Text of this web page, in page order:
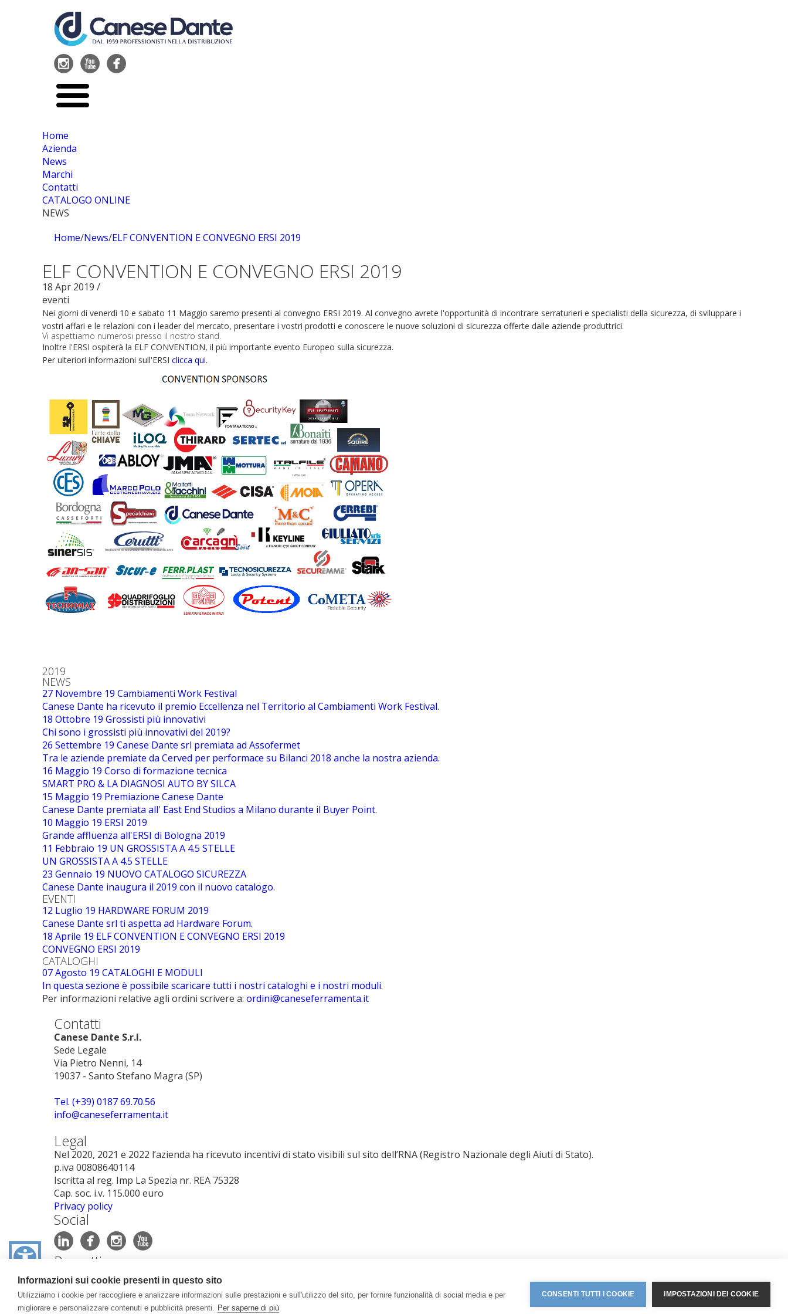
  
Home
Azienda
News
Marchi
Contatti
CATALOGO ONLINE
NEWS
Home/News/ELF CONVENTION E CONVEGNO ERSI 2019
ELF CONVENTION E CONVEGNO ERSI 2019
18 Apr 2019 /
eventi
Nei giorni di venerdì 10 e sabato 11 Maggio saremo presenti al convegno ERSI 2019. Al convegno avrete l'opportunità di incontrare serraturieri e specialisti della sicurezza, di sviluppare i
vostri affari e le relazioni con i leader del mercato, presentare i vostri prodotti e conoscere le nuove soluzioni di sicurezza offerte dalle aziende produttrici.
Vi aspettiamo numerosi presso il nostro stand.
Inoltre l'ERSI ospiterà la ELF CONVENTION, il più importante evento Europeo sulla sicurezza.
Per ulteriori informazioni sull'ERSI clicca qui.
2019
NEWS
27 Novembre 19 Cambiamenti Work Festival
Canese Dante ha ricevuto il premio Eccellenza nel Territorio al Cambiamenti Work Festival.
18 Ottobre 19 Grossisti più innovativi
Chi sono i grossisti più innovativi del 2019?
26 Settembre 19 Canese Dante srl premiata ad Assofermet
Tra le aziende premiate da Cerved per performace su Bilanci 2018 anche la nostra azienda.
16 Maggio 19 Corso di formazione tecnica
SMART PRO & LA DIAGNOSI AUTO BY SILCA
15 Maggio 19 Premiazione Canese Dante
Canese Dante premiata all' East End Studios a Milano durante il Buyer Point.
10 Maggio 19 ERSI 2019
Grande affluenza all'ERSI di Bologna 2019
11 Febbraio 19 UN GROSSISTA A 4.5 STELLE
UN GROSSISTA A 4.5 STELLE
23 Gennaio 19 NUOVO CATALOGO SICUREZZA
Canese Dante inaugura il 2019 con il nuovo catalogo.
EVENTI
12 Luglio 19 HARDWARE FORUM 2019
Canese Dante srl ti aspetta ad Hardware Forum.
18 Aprile 19 ELF CONVENTION E CONVEGNO ERSI 2019
CONVEGNO ERSI 2019
CATALOGHI
07 Agosto 19 CATALOGHI E MODULI
In questa sezione è possibile scaricare tutti i nostri cataloghi e i nostri moduli.
Per informazioni relative agli ordini scrivere a: ordini@caneseferramenta.it
Contatti
Canese Dante S.r.l.
Sede Legale
Via Pietro Nenni, 14
19037 - Santo Stefano Magra (SP)
Tel. (+39) 0187 69.70.56
info@caneseferramenta.it
Legal
Nel 2020, 2021 e 2022 l’azienda ha ricevuto incentivi di stato visibili sul sito dell’RNA (Registro Nazionale degli Aiuti di Stato).
p.iva 00808640114
Iscritta al reg. Imp La Spezia nr. REA 75328
Cap. soc. i.v. 115.000 euro
Privacy policy
Social
   
Progetti
Canese Dante Promuove
Informazioni sui cookie presenti in questo sito
Utilizziamo i cookie per raccogliere e analizzare informazioni sulle prestazioni e sull'utilizzo del sito, per fornire funzionalità di social media e per
migliorare e personalizzare contenuti e pubblicità presenti. Per saperne di più
CONSENTI TUTTI I COOKIE IMPOSTAZIONI DEI COOKIE